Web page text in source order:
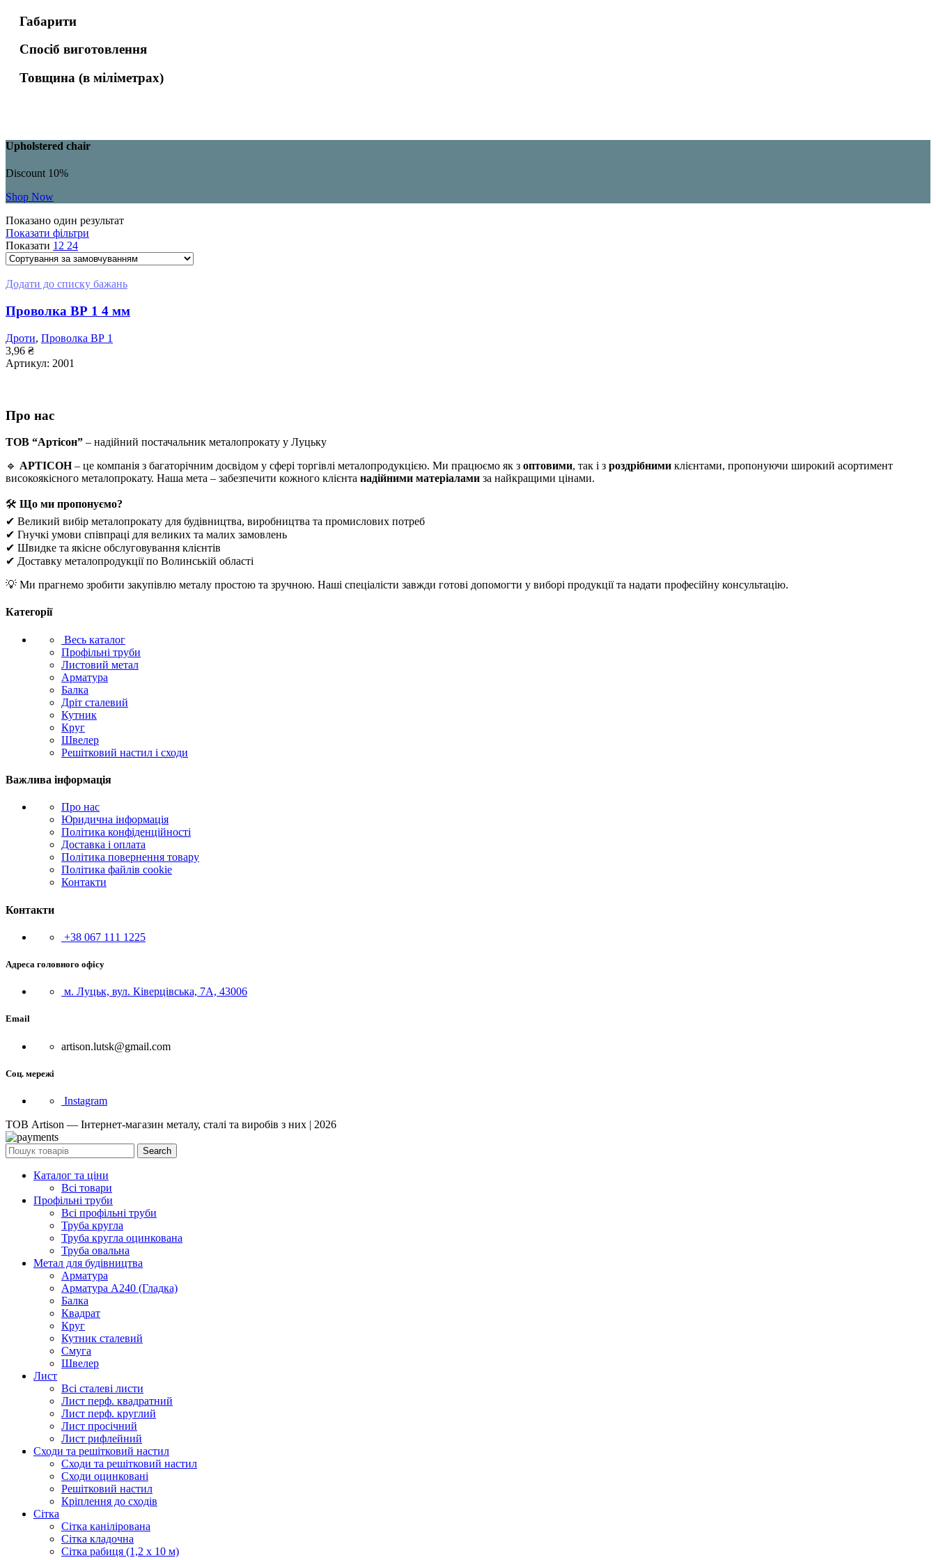
Габарити
Спосіб виготовлення
Товщина (в міліметрах)
Upholstered chair
Discount 10%
Shop Now
Показано один результат
Показати фільтри
Показати 12 24
Додати до списку бажань
Проволка ВР 1 4 мм
Дроти, Проволка ВР 1
3,96 ₴
Артикул: 2001
Про нас
ТОВ “Артісон” – надійний постачальник металопрокату у Луцьку
🔹 АРТІСОН– це компанія з багаторічним досвідом у сфері торгівлі металопродукцією. Ми працюємо як з оптовими, так і з роздрібними клієнтами, пропонуючи широкий асортимент
високоякісного металопрокату. Наша мета – забезпечити кожного клієнта надійними матеріалами за найкращими цінами.
🛠 Що ми пропонуємо?
✔ Великий вибір металопрокату для будівництва, виробництва та промислових потреб
✔ Гнучкі умови співпраці для великих та малих замовлень
✔ Швидке та якісне обслуговування клієнтів
✔ Доставку металопродукції по Волинській області
💡 Ми прагнемо зробити закупівлю металу простою та зручною. Наші спеціалісти завжди готові допомогти у виборі продукції та надати професійну консультацію.
Категорії
Весь каталог
Профільні труби
Листовий метал
Арматура
Балка
Дріт сталевий
Кутник
Круг
Швелер
Решітковий настил і сходи
Важлива інформація
Про нас
Юридична інформація
Політика конфіденційності
Доставка і оплата
Політика повернення товару
Політика файлів cookie
Контакти
Контакти
+38 067 111 1225
Адреса головного офісу
м. Луцьк, вул. Ківерцівська, 7А, 43006
Email
artison.lutsk@gmail.com
Соц. мережі
Instagram
ТОВ Artison — Інтернет-магазин металу, сталі та виробів з них | 2026
Search
Каталог та ціни
Всі товари
Профільні труби
Всі профільні труби
Труба кругла
Труба кругла оцинкована
Труба овальна
Метал для будівництва
Арматура
Арматура А240 (Гладка)
Балка
Квадрат
Круг
Кутник сталевий
Смуга
Швелер
Лист
Всі сталеві листи
Лист перф. квадратний
Лист перф. круглий
Лист просічний
Лист рифлейний
Сходи та решітковий настил
Сходи та решітковий настил
Сходи оцинковані
Решітковий настил
Кріплення до сходів
Сітка
Сітка канілірована
Сітка кладочна
Сітка рабиця (1,2 x 10 м)